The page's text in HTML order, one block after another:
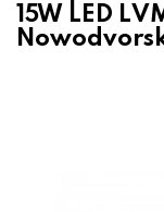
15W LED